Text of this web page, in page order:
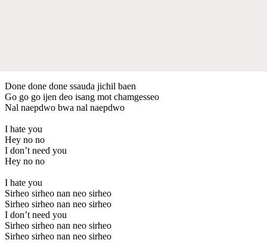
Done done done ssauda jichil baen
Go go go ijen deo isang mot chamgesseo
Nal naepdwo bwa nal naepdwo
I hate you
Hey no no
I don’t need you
Hey no no
I hate you
Sirheo sirheo nan neo sirheo
Sirheo sirheo nan neo sirheo
I don’t need you
Sirheo sirheo nan neo sirheo
Sirheo sirheo nan neo sirheo